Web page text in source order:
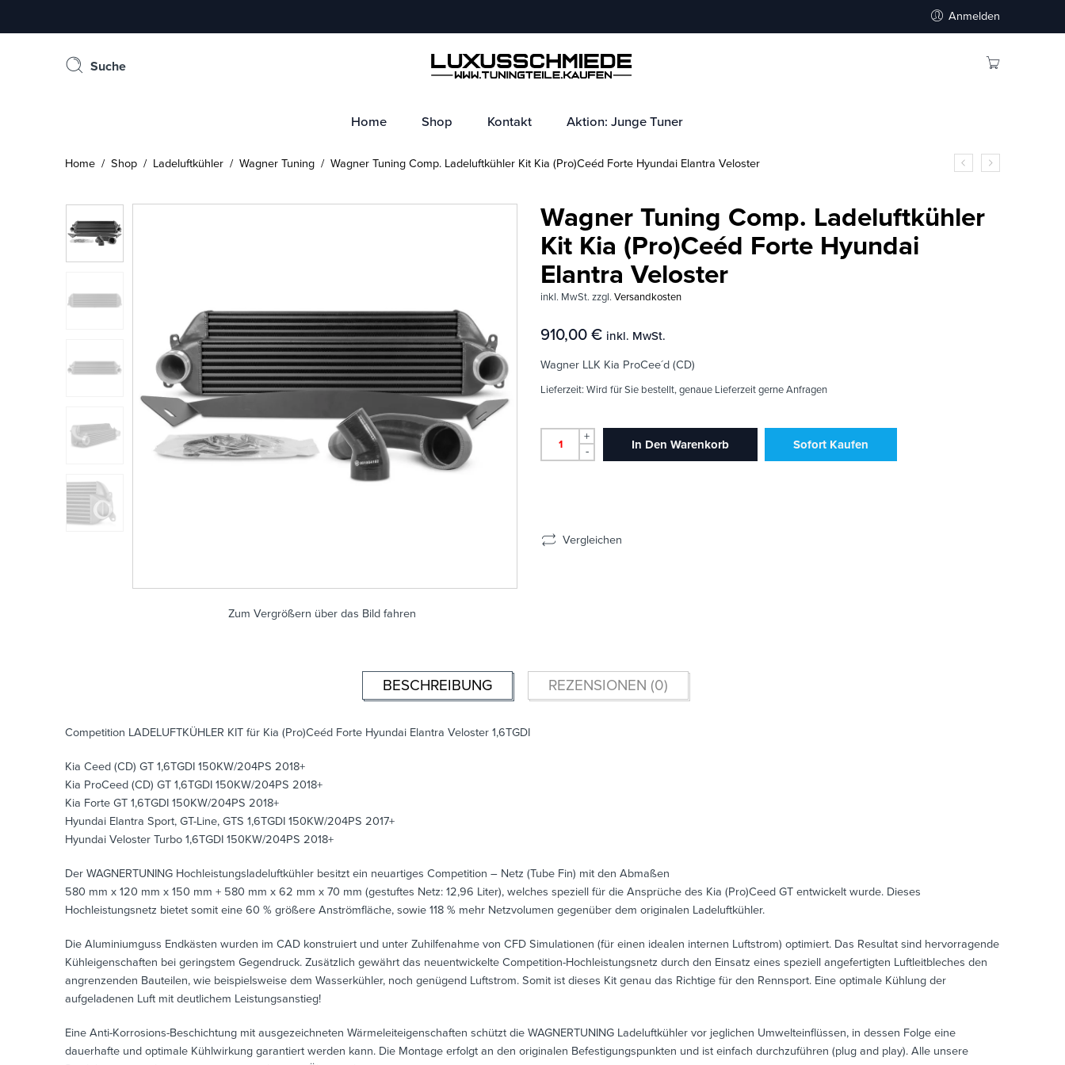
Anmelden
Suche
Home Shop Kontakt Aktion: Junge Tuner
Home / Shop / Ladeluftkühler / Wagner Tuning / Wagner Tuning Comp. Ladeluftkühler Kit Kia (Pro)Ceéd Forte Hyundai Elantra Veloster
Zum Vergrößern über das Bild fahren
Wagner Tuning Comp. Ladeluftkühler
Kit Kia (Pro)Ceéd Forte Hyundai
Elantra Veloster
inkl. MwSt. zzgl. Versandkosten
910,00 € inkl. MwSt.
Wagner LLK Kia ProCee´d (CD)
Lieferzeit: Wird für Sie bestellt, genaue Lieferzeit gerne Anfragen
+
-
In Den Warenkorb Sofort Kaufen
Vergleichen
BESCHREIBUNG REZENSIONEN (0)
Competition LADELUFTKÜHLER KIT für Kia (Pro)Ceéd Forte Hyundai Elantra Veloster 1,6TGDI
Kia Ceed (CD) GT 1,6TGDI 150KW/204PS 2018+
Kia ProCeed (CD) GT 1,6TGDI 150KW/204PS 2018+
Kia Forte GT 1,6TGDI 150KW/204PS 2018+
Hyundai Elantra Sport, GT-Line, GTS 1,6TGDI 150KW/204PS 2017+
Hyundai Veloster Turbo 1,6TGDI 150KW/204PS 2018+
Der WAGNERTUNING Hochleistungsladeluftkühler besitzt ein neuartiges Competition – Netz (Tube Fin) mit den Abmaßen
580 mm x 120 mm x 150 mm + 580 mm x 62 mm x 70 mm (gestuftes Netz: 12,96 Liter), welches speziell für die Ansprüche des Kia (Pro)Ceed GT entwickelt wurde. Dieses
Hochleistungsnetz bietet somit eine 60 % größere Anströmfläche, sowie 118 % mehr Netzvolumen gegenüber dem originalen Ladeluftkühler.
Die Aluminiumguss Endkästen wurden im CAD konstruiert und unter Zuhilfenahme von CFD Simulationen (für einen idealen internen Luftstrom) optimiert. Das Resultat sind hervorragende
Kühleigenschaften bei geringstem Gegendruck. Zusätzlich gewährt das neuentwickelte Competition-Hochleistungsnetz durch den Einsatz eines speziell angefertigten Luftleitbleches den
angrenzenden Bauteilen, wie beispielsweise dem Wasserkühler, noch genügend Luftstrom. Somit ist dieses Kit genau das Richtige für den Rennsport. Eine optimale Kühlung der
aufgeladenen Luft mit deutlichem Leistungsanstieg!
Eine Anti-Korrosions-Beschichtung mit ausgezeichneten Wärmeleiteigenschaften schützt die WAGNERTUNING Ladeluftkühler vor jeglichen Umwelteinflüssen, in dessen Folge eine
dauerhafte und optimale Kühlwirkung garantiert werden kann. Die Montage erfolgt an den originalen Befestigungspunkten und ist einfach durchzuführen (plug and play). Alle unsere